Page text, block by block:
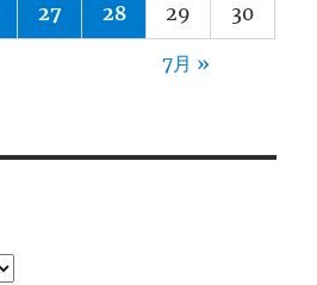
27 28 29 30
7月 »